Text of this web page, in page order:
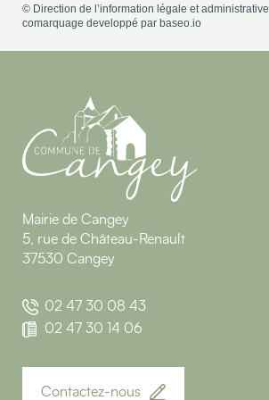
© Direction de l’information légale et administrative
comarquage developpé par baseo.io
Mairie de Cangey
5, rue de Château-Renault
37530 Cangey
02 47 30 08 43
02 47 30 14 06
Contactez-nous